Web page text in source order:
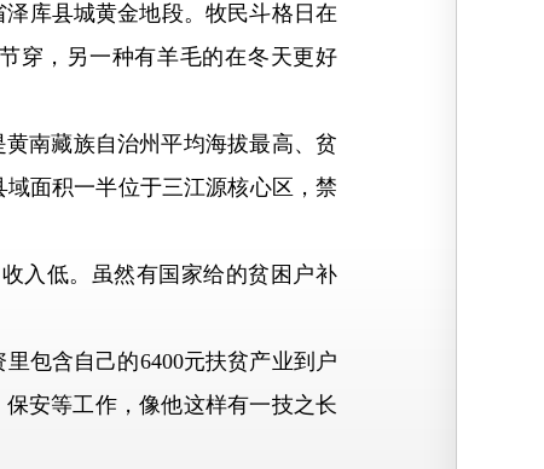
库县城黄金地段。牧民斗格日在
穿，另一种有羊毛的在冬天更好
南藏族自治州平均海拔最高、贫
面积一半位于三江源核心区，禁
入低。虽然有国家给的贫困户补
包含自己的6400元扶贫产业到户
安等工作，像他这样有一技之长